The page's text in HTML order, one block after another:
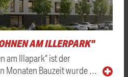
AM ILLERPARK"
am Illapark“ ist der
Monaten Bauzeit wurde …